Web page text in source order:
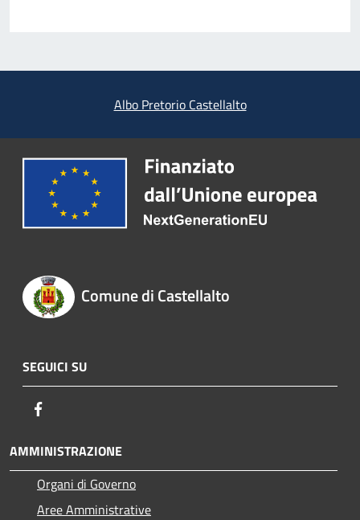
Albo Pretorio Castellalto
Comune di Castellalto
SEGUICI SU
AMMINISTRAZIONE
Organi di Governo
Aree Amministrative